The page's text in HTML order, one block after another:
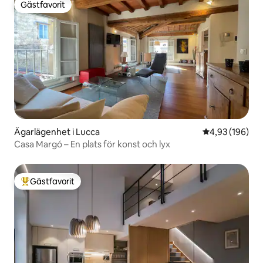
Gästfavorit
Gästfavorit
Ägarlägenhet i Lucca 4,93 av 5 i
4,93 (196)
Casa Margó – En plats för konst och lyx
Populär gästfavorit
Gästfavorit